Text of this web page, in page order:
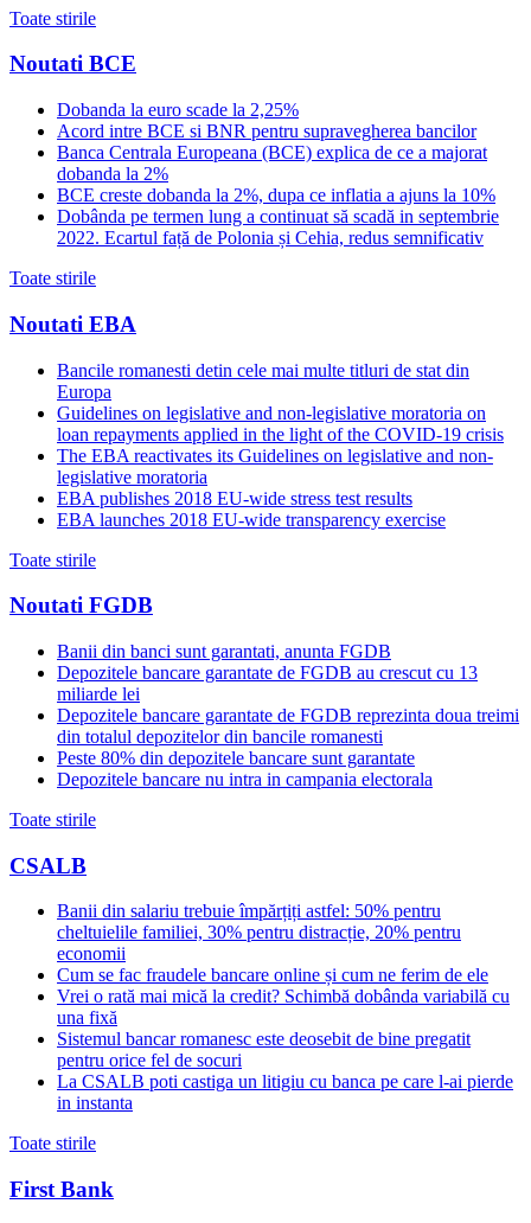
Toate stirile
Noutati BCE
Dobanda la euro scade la 2,25%
Acord intre BCE si BNR pentru supravegherea bancilor
Banca Centrala Europeana (BCE) explica de ce a majorat
dobanda la 2%
BCE creste dobanda la 2%, dupa ce inflatia a ajuns la 10%
Dobânda pe termen lung a continuat să scadă in septembrie
2022. Ecartul față de Polonia și Cehia, redus semnificativ
Toate stirile
Noutati EBA
Bancile romanesti detin cele mai multe titluri de stat din
Europa
Guidelines on legislative and non-legislative moratoria on
loan repayments applied in the light of the COVID-19 crisis
The EBA reactivates its Guidelines on legislative and non-
legislative moratoria
EBA publishes 2018 EU-wide stress test results
EBA launches 2018 EU-wide transparency exercise
Toate stirile
Noutati FGDB
Banii din banci sunt garantati, anunta FGDB
Depozitele bancare garantate de FGDB au crescut cu 13
miliarde lei
Depozitele bancare garantate de FGDB reprezinta doua treimi
din totalul depozitelor din bancile romanesti
Peste 80% din depozitele bancare sunt garantate
Depozitele bancare nu intra in campania electorala
Toate stirile
CSALB
Banii din salariu trebuie împărțiți astfel: 50% pentru
cheltuielile familiei, 30% pentru distracție, 20% pentru
economii
Cum se fac fraudele bancare online și cum ne ferim de ele
Vrei o rată mai mică la credit? Schimbă dobânda variabilă cu
una fixă
Sistemul bancar romanesc este deosebit de bine pregatit
pentru orice fel de socuri
La CSALB poti castiga un litigiu cu banca pe care l-ai pierde
in instanta
Toate stirile
First Bank